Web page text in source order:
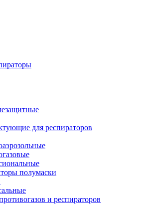
для респираторов
полумаски
и респираторов